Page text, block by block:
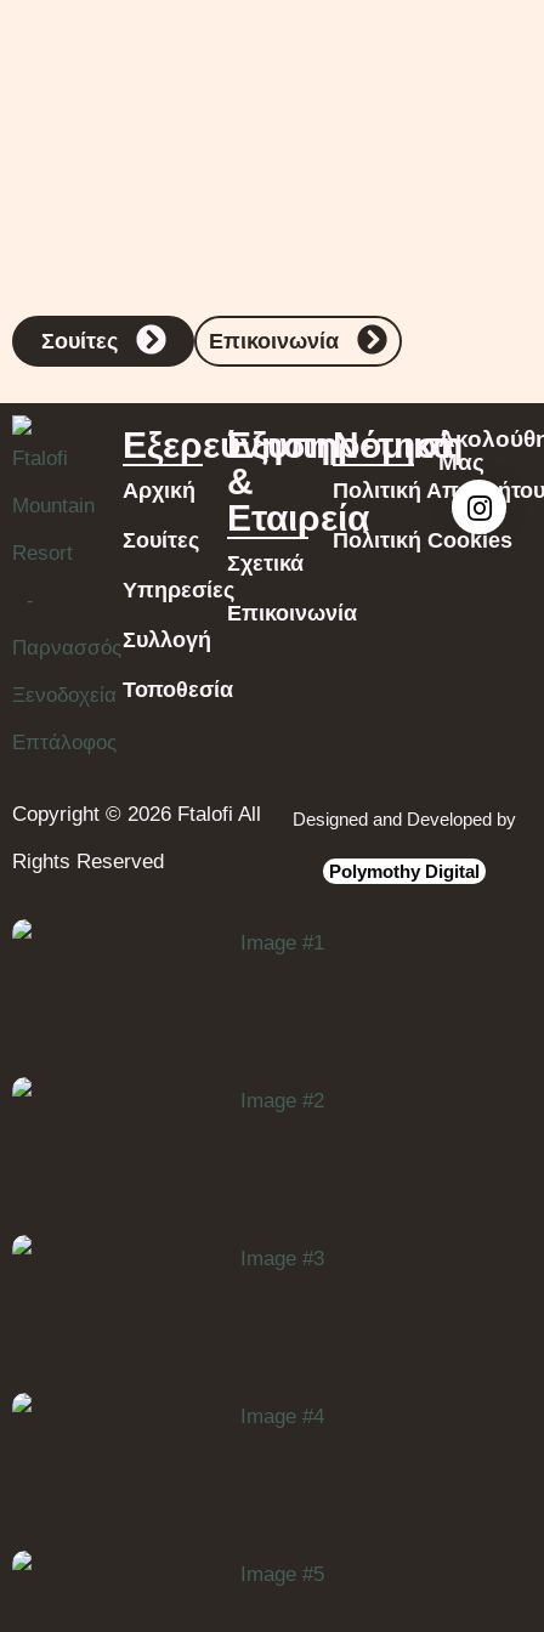
Σουίτες Επικοινωνία
Εξερεύνηση
Αρχική
Σουίτες
Υπηρεσίες
Συλλογή
Τοποθεσία
Εξυπηρέτηση
&
Εταιρεία
Σχετικά
Επικοινωνία
Νομικά
Πολιτική
Πολιτική Cookies
Μας
Copyright © 2026 Ftalofi All
Rights Reserved
Designed and Developed by
Polymothy Digital